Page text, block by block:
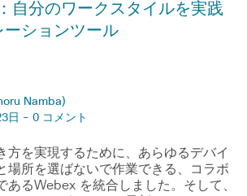
自分のワークスタイルを実践
ーションツール
Namba)
日 - 0 コメント
方を実現するために、あらゆるデバイ
場所を選ばないで作業できる、コラボ
あるWebex を統合しました。そして、